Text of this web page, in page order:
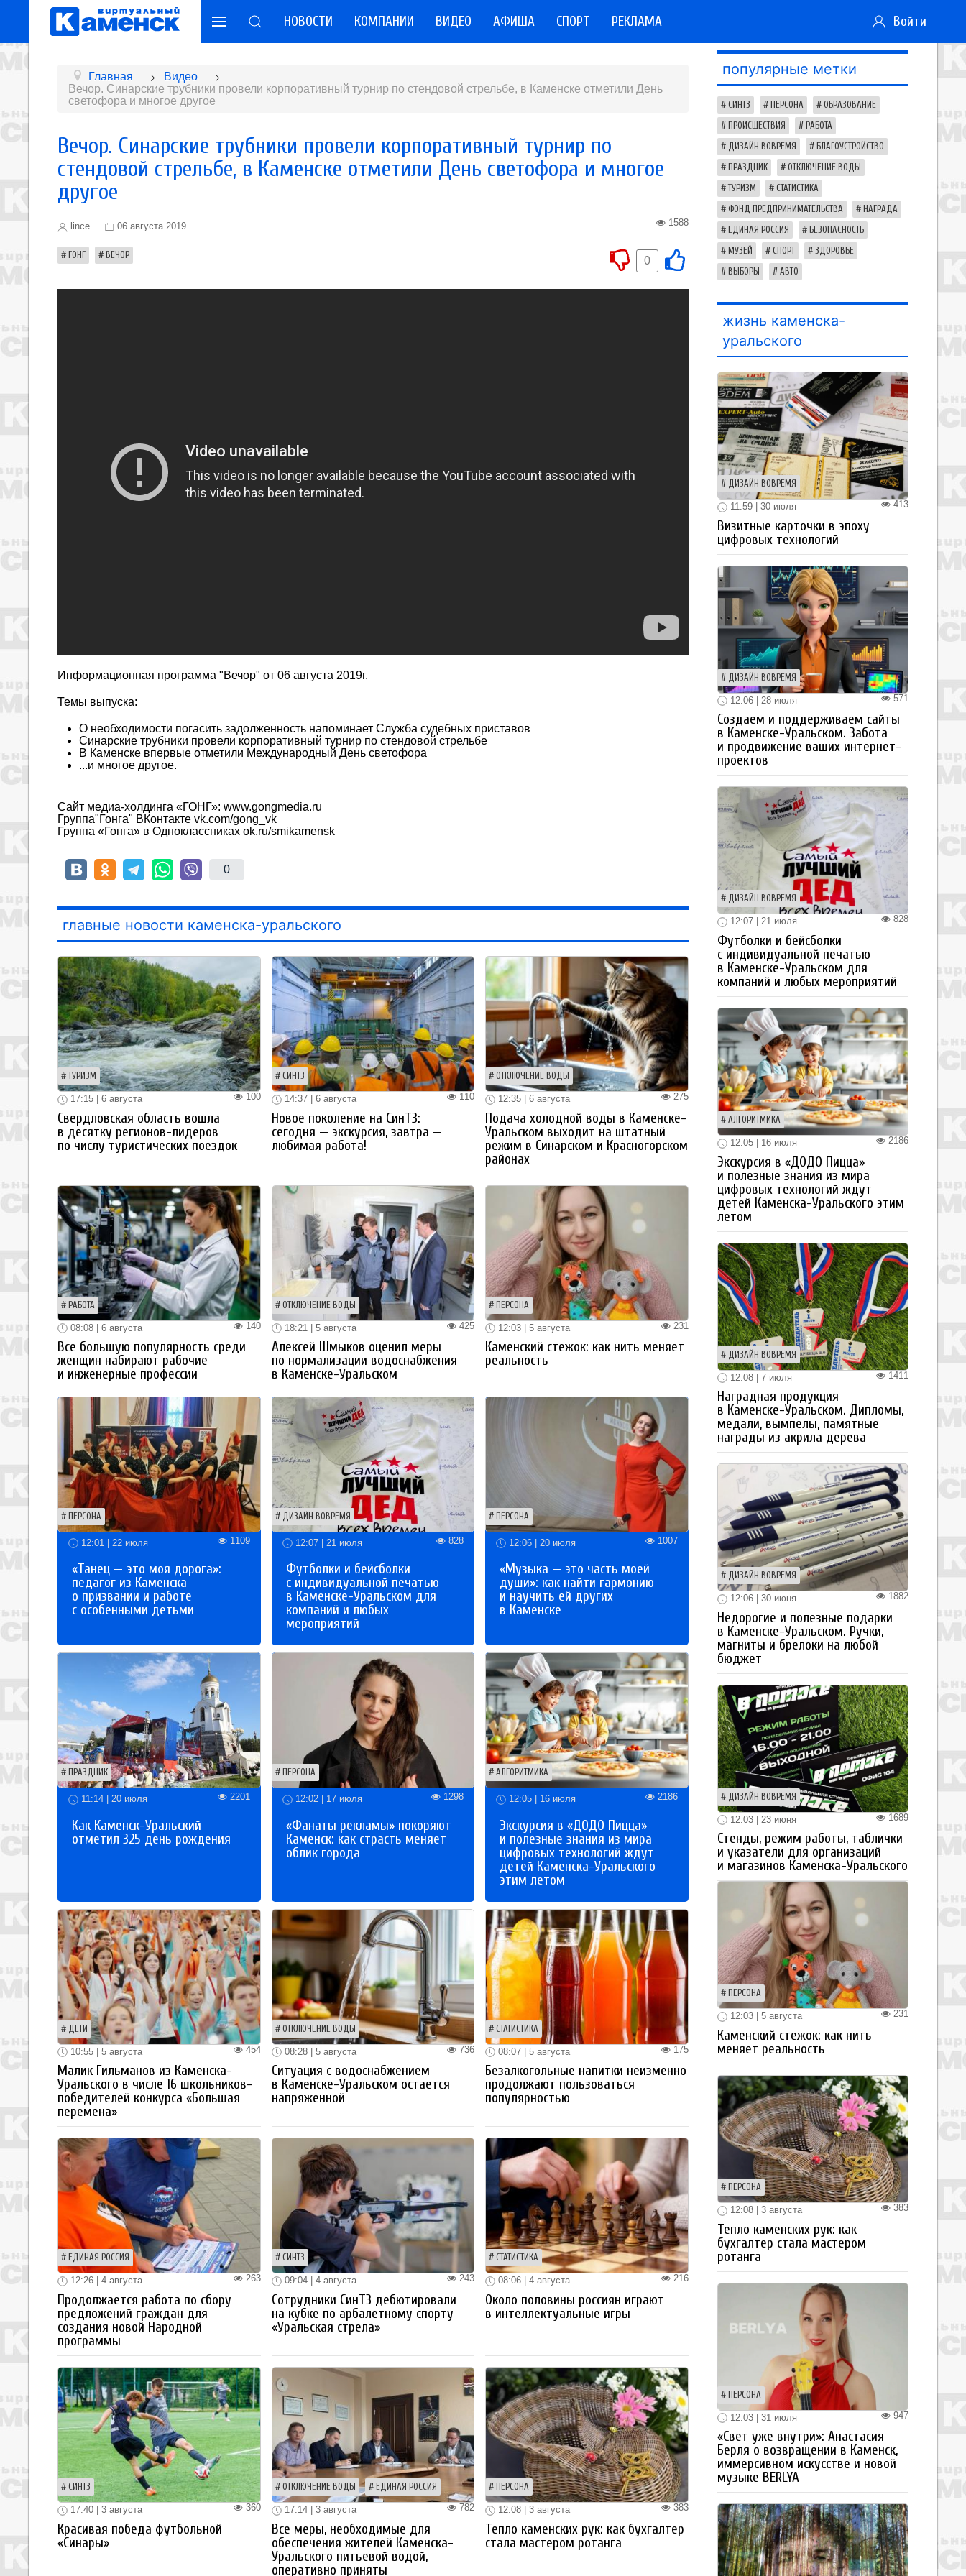
НОВОСТИ КОМПАНИИ ВИДЕО АФИША СПОРТ РЕКЛАМА Войти
Главная
Видео
Вечор. Синарские трубники провели корпоративный турнир по стендовой стрельбе, в Каменске отметили День
светофора и многое другое
Вечор. Синарские трубники провели корпоративный турнир по
стендовой стрельбе, в Каменске отметили День светофора и многое
другое
lince 06 августа 2019 1588
ГОНГ ВЕЧОР 0
Информационная программа "Вечор" от 06 августа 2019г.
Темы выпуска:
О необходимости погасить задолженность напоминает Служба судебных приставов
Синарские трубники провели корпоративный турнир по стендовой стрельбе
В Каменске впервые отметили Международный День светофора
...и многое другое.
Сайт медиа-холдинга «ГОНГ»: www.gongmedia.ru
Группа"Гонга" ВКонтакте vk.com/gong_vk
Группа «Гонга» в Одноклассниках ok.ru/smikamensk
0
главные новости каменска-уральского
ТУРИЗМ
100
17:15 | 6 августа
Свердловская область вошла
в десятку регионов-лидеров
по числу туристических поездок
СИНТЗ
110
14:37 | 6 августа
Новое поколение на СинТЗ:
сегодня — экскурсия, завтра —
любимая работа!
ОТКЛЮЧЕНИЕ ВОДЫ
275
12:35 | 6 августа
Подача холодной воды в Каменске-
Уральском выходит на штатный
режим в Синарском и Красногорском
районах
РАБОТА
140
08:08 | 6 августа
Все большую популярность среди
женщин набирают рабочие
и инженерные профессии
ОТКЛЮЧЕНИЕ ВОДЫ
425
18:21 | 5 августа
Алексей Шмыков оценил меры
по нормализации водоснабжения
в Каменске-Уральском
ПЕРСОНА
231
12:03 | 5 августа
Каменский стежок: как нить меняет
реальность
ПЕРСОНА
12:01 | 22 июля 1109
«Танец — это моя дорога»:
педагог из Каменска
о призвании и работе
с особенными детьми
ДИЗАЙН ВОВРЕМЯ
12:07 | 21 июля 828
Футболки и бейсболки
с индивидуальной печатью
в Каменске-Уральском для
компаний и любых
мероприятий
ПЕРСОНА
12:06 | 20 июля 1007
«Музыка — это часть моей
души»: как найти гармонию
и научить ей других
в Каменске
ПРАЗДНИК
11:14 | 20 июля 2201
Как Каменск-Уральский
отметил 325 день рождения
ПЕРСОНА
12:02 | 17 июля 1298
«Фанаты рекламы» покоряют
Каменск: как страсть меняет
облик города
АЛГОРИТМИКА
12:05 | 16 июля 2186
Экскурсия в «ДОДО Пицца»
и полезные знания из мира
цифровых технологий ждут
детей Каменска-Уральского
этим летом
ДЕТИ
454
10:55 | 5 августа
Малик Гильманов из Каменска-
Уральского в числе 16 школьников-
победителей конкурса «Большая
перемена»
ОТКЛЮЧЕНИЕ ВОДЫ
736
08:28 | 5 августа
Ситуация с водоснабжением
в Каменске-Уральском остается
напряженной
СТАТИСТИКА
175
08:07 | 5 августа
Безалкогольные напитки неизменно
продолжают пользоваться
популярностью
ЕДИНАЯ РОССИЯ
263
12:26 | 4 августа
Продолжается работа по сбору
предложений граждан для
создания новой Народной
программы
СИНТЗ
243
09:04 | 4 августа
Сотрудники СинТЗ дебютировали
на кубке по арбалетному спорту
«Уральская стрела»
СТАТИСТИКА
216
08:06 | 4 августа
Около половины россиян играют
в интеллектуальные игры
СИНТЗ
360
17:40 | 3 августа
Красивая победа футбольной
«Синары»
ОТКЛЮЧЕНИЕ ВОДЫ ЕДИНАЯ РОССИЯ
782
17:14 | 3 августа
Все меры, необходимые для
обеспечения жителей Каменска-
Уральского питьевой водой,
оперативно приняты
ПЕРСОНА
383
12:08 | 3 августа
Тепло каменских рук: как бухгалтер
стала мастером ротанга
популярные метки
СИНТЗ ПЕРСОНА ОБРАЗОВАНИЕ
ПРОИСШЕСТВИЯ РАБОТА
ДИЗАЙН ВОВРЕМЯ БЛАГОУСТРОЙСТВО
ПРАЗДНИК ОТКЛЮЧЕНИЕ ВОДЫ
ТУРИЗМ СТАТИСТИКА
ФОНД ПРЕДПРИНИМАТЕЛЬСТВА НАГРАДА
ЕДИНАЯ РОССИЯ БЕЗОПАСНОСТЬ
МУЗЕЙ СПОРТ ЗДОРОВЬЕ
ВЫБОРЫ АВТО
жизнь каменска-
уральского
ДИЗАЙН ВОВРЕМЯ
413
11:59 | 30 июля
Визитные карточки в эпоху
цифровых технологий
ДИЗАЙН ВОВРЕМЯ
571
12:06 | 28 июля
Создаем и поддерживаем сайты
в Каменске-Уральском. Забота
и продвижение ваших интернет-
проектов
ДИЗАЙН ВОВРЕМЯ
828
12:07 | 21 июля
Футболки и бейсболки
с индивидуальной печатью
в Каменске-Уральском для
компаний и любых мероприятий
АЛГОРИТМИКА
2186
12:05 | 16 июля
Экскурсия в «ДОДО Пицца»
и полезные знания из мира
цифровых технологий ждут
детей Каменска-Уральского этим
летом
ДИЗАЙН ВОВРЕМЯ
1411
12:08 | 7 июля
Наградная продукция
в Каменске-Уральском. Дипломы,
медали, вымпелы, памятные
награды из акрила дерева
ДИЗАЙН ВОВРЕМЯ
1882
12:06 | 30 июня
Недорогие и полезные подарки
в Каменске-Уральском. Ручки,
магниты и брелоки на любой
бюджет
ДИЗАЙН ВОВРЕМЯ
1689
12:03 | 23 июня
Стенды, режим работы, таблички
и указатели для организаций
и магазинов Каменска-Уральского
ПЕРСОНА
231
12:03 | 5 августа
Каменский стежок: как нить
меняет реальность
ПЕРСОНА
383
12:08 | 3 августа
Тепло каменских рук: как
бухгалтер стала мастером
ротанга
ПЕРСОНА
947
12:03 | 31 июля
«Свет уже внутри»: Анастасия
Берля о возвращении в Каменск,
иммерсивном искусстве и новой
музыке BERLYA